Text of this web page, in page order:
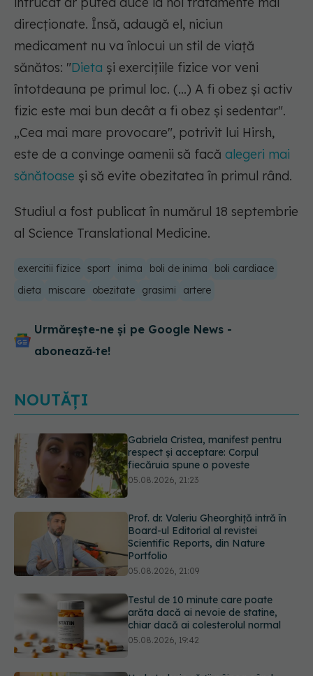
direcționate. Însă, adaugă el, niciun
medicament nu va înlocui un stil de viață
sănătos: "Dieta și exercițiile fizice vor veni
întotdeauna pe primul loc. (...) A fi obez și activ
fizic este mai bun decât a fi obez și sedentar".
„Cea mai mare provocare", potrivit lui Hirsh,
este de a convinge oamenii să facă alegeri mai
sănătoase și să evite obezitatea în primul rând.
Studiul a fost publicat în numărul 18 septembrie
al Science Translational Medicine.
exercitii fizice sport inima boli de inima
boli cardiace
dieta
miscare obezitate grasimi artere
Urmărește-ne și pe Google News -
abonează‑te!
NOUTĂȚI
Prof. dr. Valeriu Gheorghiță intră în
Board-ul Editorial al revistei
Scientific Reports, din Nature
Portfolio
Testul de 10 minute care poate
arăta dacă ai nevoie de statine,
chiar dacă ai colesterolul normal
05.08.2026, 19:42
Unde trebuie să ții pâinea când
afară este caniculă. Greșeala care o
usucă sau o umple de mucegai în
doar câteva zile